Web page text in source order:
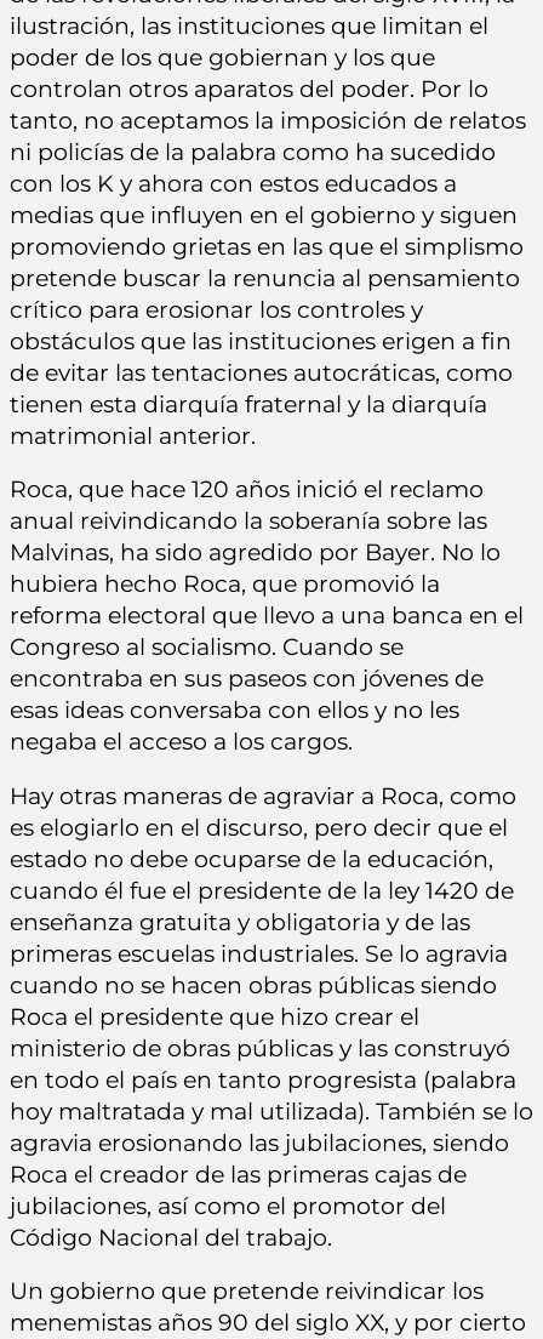
ilustración, las instituciones que limitan el
poder de los que gobiernan y los que
controlan otros aparatos del poder. Por lo
tanto, no aceptamos la imposición de relatos
ni policías de la palabra como ha sucedido
con los K y ahora con estos educados a
medias que influyen en el gobierno y siguen
promoviendo grietas en las que el simplismo
pretende buscar la renuncia al pensamiento
crítico para erosionar los controles y
obstáculos que las instituciones erigen a fin
de evitar las tentaciones autocráticas, como
tienen esta diarquía fraternal y la diarquía
matrimonial anterior.
Roca, que hace 120 años inició el reclamo
anual reivindicando la soberanía sobre las
Malvinas, ha sido agredido por Bayer. No lo
hubiera hecho Roca, que promovió la
reforma electoral que llevo a una banca en el
Congreso al socialismo. Cuando se
encontraba en sus paseos con jóvenes de
esas ideas conversaba con ellos y no les
negaba el acceso a los cargos.
Hay otras maneras de agraviar a Roca, como
es elogiarlo en el discurso, pero decir que el
estado no debe ocuparse de la educación,
cuando él fue el presidente de la ley 1420 de
enseñanza gratuita y obligatoria y de las
primeras escuelas industriales. Se lo agravia
cuando no se hacen obras públicas siendo
Roca el presidente que hizo crear el
ministerio de obras públicas y las construyó
en todo el país en tanto progresista (palabra
hoy maltratada y mal utilizada). También se lo
agravia erosionando las jubilaciones, siendo
Roca el creador de las primeras cajas de
jubilaciones, así como el promotor del
Código Nacional del trabajo.
Un gobierno que pretende reivindicar los
menemistas años 90 del siglo XX, y por cierto